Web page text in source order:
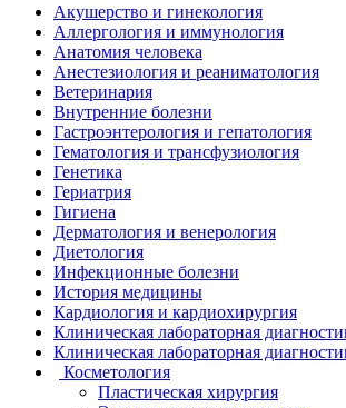
Акушерство и гинекология
Аллергология и иммунология
Анатомия человека
Анестезиология и реаниматология
Ветеринария
Внутренние болезни
Гастроэнтерология и гепатология
Гематология и трансфузиология
Генетика
Гериатрия
Гигиена
Дерматология и венерология
Диетология
Инфекционные болезни
История медицины
Кардиология и кардиохирургия
Клиническая лабораторная
Клиническая лабораторная
Косметология
Пластическая хирургия